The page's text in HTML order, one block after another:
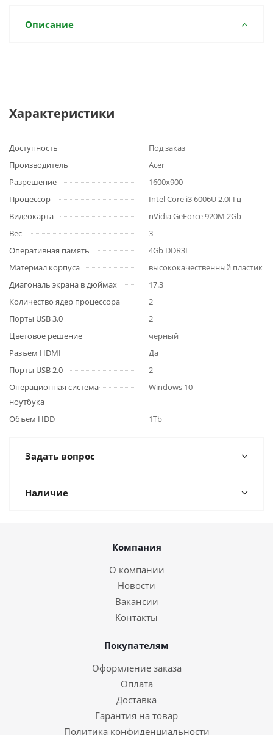
Описание
Характеристики
Доступность
Под заказ
Производитель
Acer
Разрешение
1600x900
Процессор
Intel Core i3 6006U 2.0ГГц
Видеокарта
nVidia GeForce 920M 2Gb
Вес
3
Оперативная память
4Gb DDR3L
Материал корпуса
высококачественный пластик
Диагональ экрана в дюймах
17.3
Количество ядер процессора
2
Порты USB 3.0
2
Цветовое решение
черный
Разъем HDMI
Да
Порты USB 2.0
2
Операционная система
ноутбука
Windows 10
Объем HDD 1Tb
Задать вопрос
Наличие
Компания
О компании
Новости
Вакансии
Контакты
Покупателям
Оформление заказа
Оплата
Доставка
Гарантия на товар
Политика конфиденциальности